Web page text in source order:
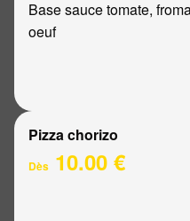
Base sauce tomate,
oeuf
Pizza chorizo
Dès 10.00 €